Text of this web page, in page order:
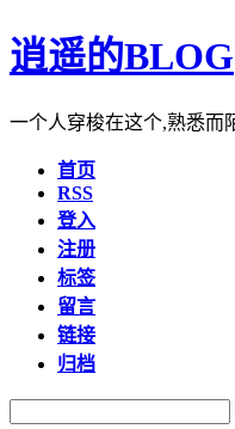
逍遥的BLOG
一个人穿梭在这个,熟悉而
首页
RSS
登入
注册
标签
留言
链接
归档